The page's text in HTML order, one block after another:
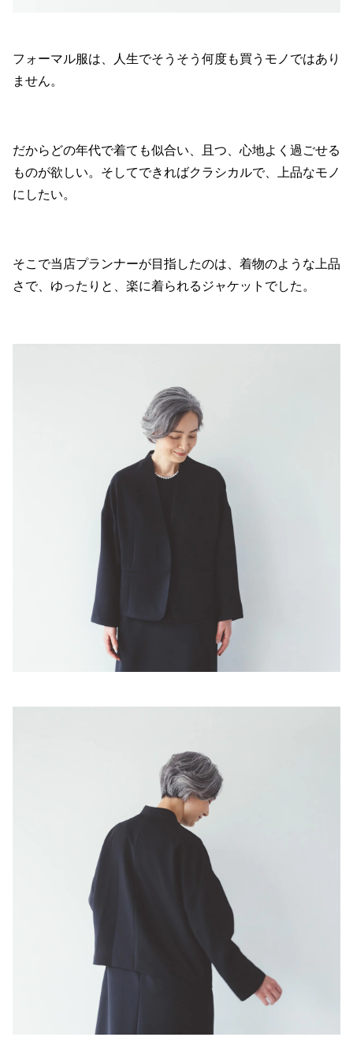
フォーマル服は、人生でそうそう何度も買うモノではあり
ません。
だからどの年代で着ても似合い、且つ、心地よく過ごせる
ものが欲しい。そしてできればクラシカルで、上品なモノ
にしたい。
そこで当店プランナーが目指したのは、着物のような上品
さで、ゆったりと、楽に着られるジャケットでした。